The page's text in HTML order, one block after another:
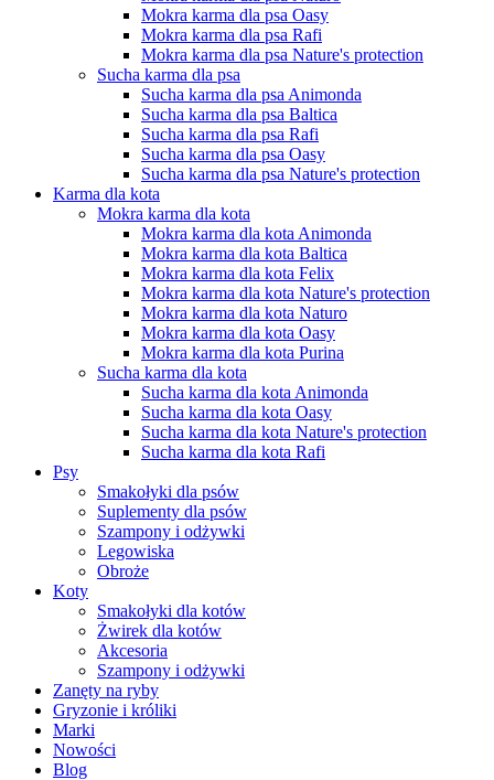
Mokra karma dla psa Oasy
Mokra karma dla psa Rafi
Mokra karma dla psa Nature's protection
Sucha karma dla psa
Sucha karma dla psa Animonda
Sucha karma dla psa Baltica
Sucha karma dla psa Rafi
Sucha karma dla psa Oasy
Sucha karma dla psa Nature's protection
Karma dla kota
Mokra karma dla kota
Mokra karma dla kota Animonda
Mokra karma dla kota Baltica
Mokra karma dla kota Felix
Mokra karma dla kota Nature's protection
Mokra karma dla kota Naturo
Mokra karma dla kota Oasy
Mokra karma dla kota Purina
Sucha karma dla kota
Sucha karma dla kota Animonda
Sucha karma dla kota Oasy
Sucha karma dla kota Nature's protection
Sucha karma dla kota Rafi
Psy
Smakołyki dla psów
Suplementy dla psów
Szampony i odżywki
Legowiska
Obroże
Koty
Smakołyki dla kotów
Żwirek dla kotów
Akcesoria
Szampony i odżywki
Zanęty na ryby
Gryzonie i króliki
Marki
Nowości
Blog